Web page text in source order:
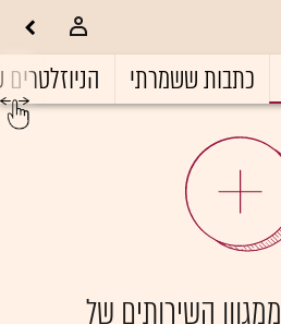
כתבות ששמרתי
השירותים של